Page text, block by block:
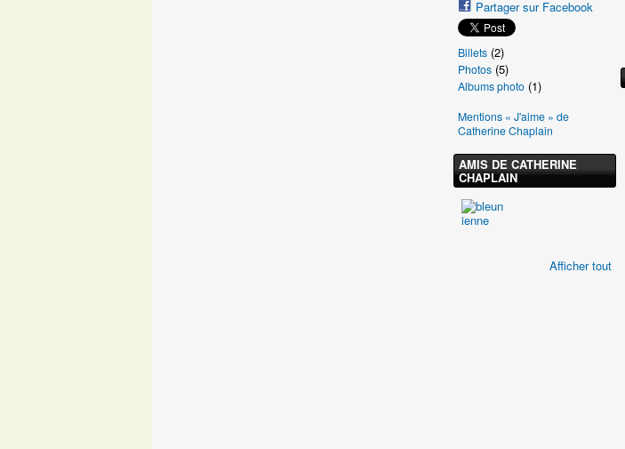
Partager sur Facebook
Billets (2)
Photos (5)
Albums photo (1)
Mentions « J'aime » de
Catherine Chaplain
AMIS DE CATHERINE
CHAPLAIN
Afficher tout